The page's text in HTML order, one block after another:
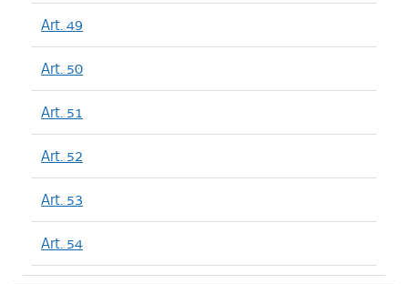
Art. 49
Art. 50
Art. 51
Art. 52
Art. 53
Art. 54